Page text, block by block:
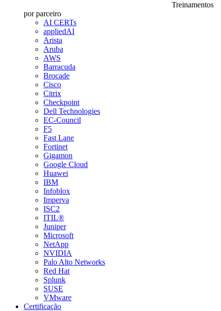
Treinamentos
por parceiro
AI CERTs
appliedAI
Arista
Aruba
AWS
Barracuda
Brocade
Cisco
Citrix
Checkpoint
Dell Technologies
EC-Council
F5
Fast Lane
Fortinet
Gigamon
Google Cloud
Huawei
IBM
Infoblox
Imperva
ISC2
ITIL®
Juniper
Microsoft
NetApp
NVIDIA
Palo Alto Networks
Red Hat
Splunk
SUSE
VMware
Certificação